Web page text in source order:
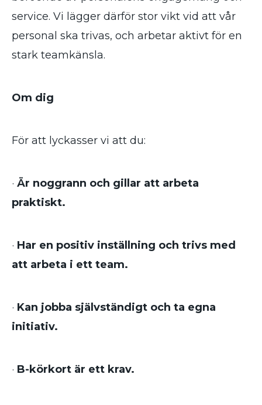
service. Vi lägger därför stor vikt vid att vår
personal ska trivas, och arbetar aktivt för en
stark teamkänsla.
Om dig
För att lyckasser vi att du:
· Är noggrann och gillar att arbeta
praktiskt.
· Har en positiv inställning och trivs med
att arbeta i ett team.
· Kan jobba självständigt och ta egna
initiativ.
· B-körkort är ett krav.